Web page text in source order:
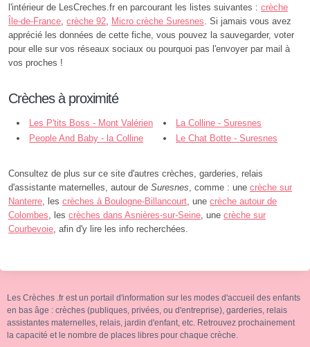
l'intérieur de LesCreches.fr en parcourant les listes suivantes : crèche
Île-de-France, crèche 92, Micro crèche Suresnes. Si jamais vous avez
apprécié les données de cette fiche, vous pouvez la sauvegarder, voter
pour elle sur vos réseaux sociaux ou pourquoi pas l'envoyer par mail à
vos proches !
Crèches à proximité
Les P'tits Boss - Mont Valérien
- Suresnes
La Colline - Suresnes
People And Baby - la Colline
Le Chat Botte - Suresnes
Consultez de plus sur ce site d'autres crèches, garderies, relais
d'assistante maternelles, autour de Suresnes, comme : une crèche sur
Nanterre, les crèches à Boulogne-Billancourt, une crèche autour de
Colombes, les crèches dans Asnières-sur-Seine, une crèche sur
Courbevoie, afin d'y lire les info recherchées.
Les Crèches .fr est un portail d'information sur les modes d'accueil des enfants
en bas âge : crèches (publiques, privées, ou d'entreprise), garderies, relais
assistantes maternelles, relais, jardin d'enfant, etc. Retrouvez prochainement
la capacité et le nombre de places libres pour chaque crèche.